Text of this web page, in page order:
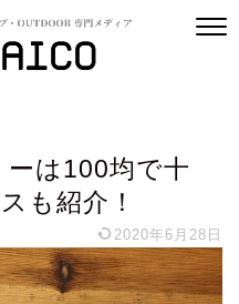
は100均で十
も紹介！
2020年6月28日